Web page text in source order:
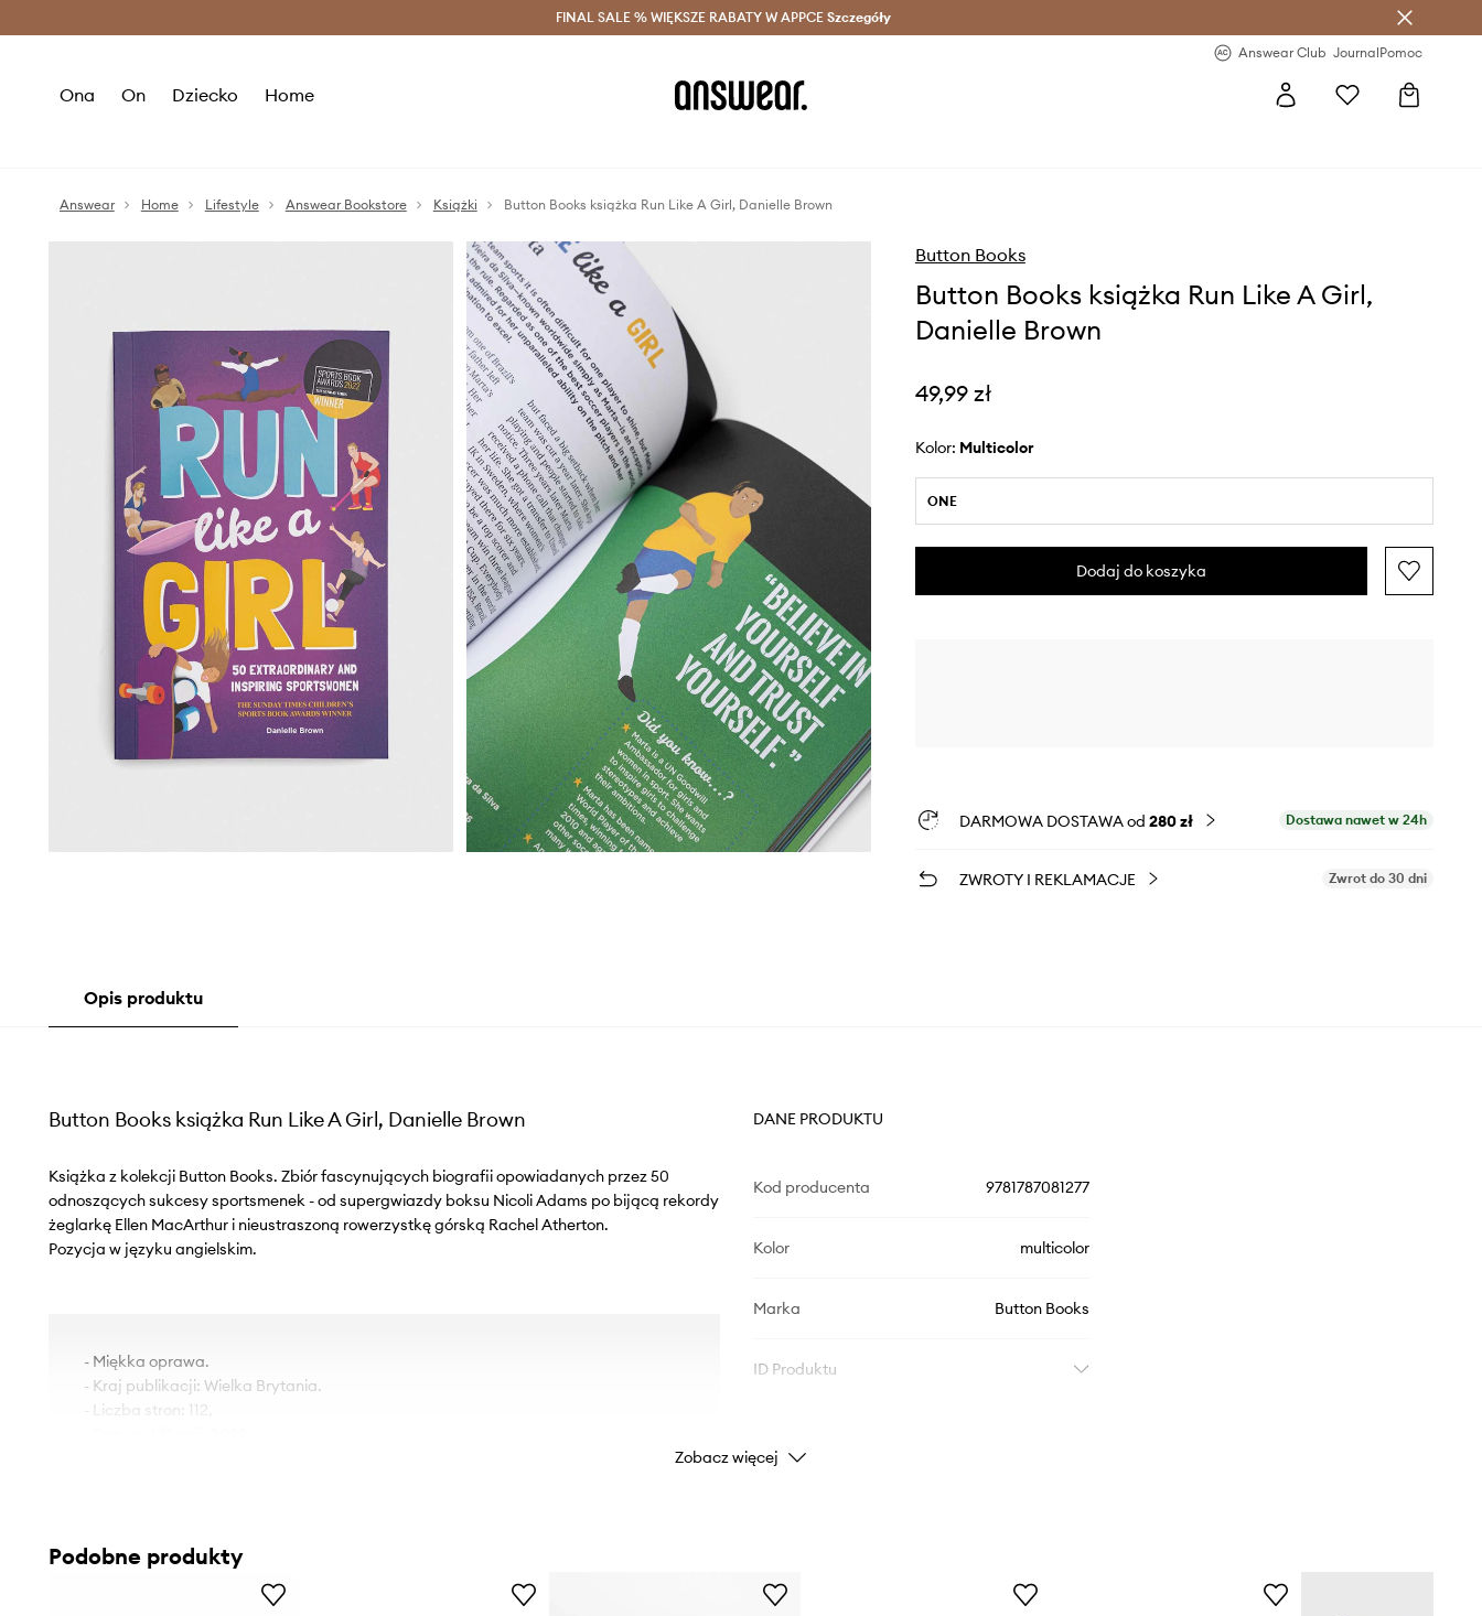
Oszczędzaj z Answear Club > Dostawa nawet w 24h >
FINAL SALE % WIĘKSZE RABATY W APPCE Szczegóły
Answear Club JournalPomoc
Ona On Dziecko Home
Answear Home Lifestyle Answear Bookstore Książki Button Books książka Run Like A Girl, Danielle Brown
Button Books
Button Books książka Run Like A Girl,
Danielle Brown
49,99 zł
Kolor: multicolor
ONE
Dodaj do koszyka
DARMOWA DOSTAWA od 280 zł Dostawa nawet w 24h
ZWROTY I REKLAMACJE Zwrot do 30 dni
Opis produktu
Button Books książka Run Like A Girl, Danielle Brown
Książka z kolekcji Button Books. Zbiór fascynujących biografii opowiadanych przez 50
odnoszących sukcesy sportsmenek - od supergwiazdy boksu Nicoli Adams po bijącą rekordy
żeglarkę Ellen MacArthur i nieustraszoną rowerzystkę górską Rachel Atherton.
Pozycja w języku angielskim.
- Miękka oprawa.
- Kraj publikacji: Wielka Brytania.
- Liczba stron: 112,
DANE PRODUKTU
Kod producenta 9781787081277
Kolor multicolor
Marka Button Books
ID Produktu
Zobacz więcej
Podobne produkty